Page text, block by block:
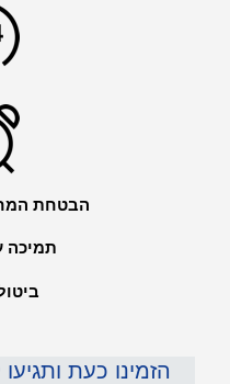
הבטחת
תמיכה
ביטול 24
הזמינו כעת